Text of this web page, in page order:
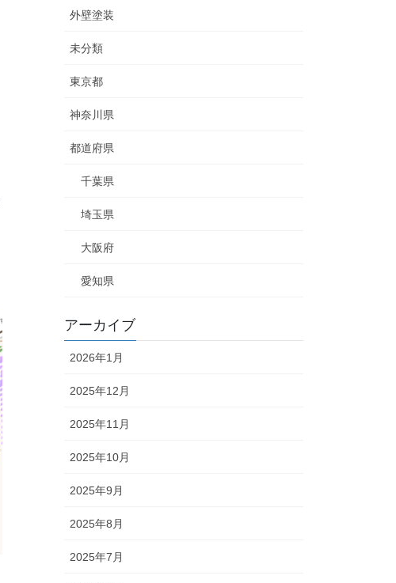
外壁塗装
未分類
東京都
神奈川県
都道府県
千葉県
埼玉県
大阪府
愛知県
アーカイブ
2026年1月
2025年12月
2025年11月
2025年10月
2025年9月
2025年8月
2025年7月